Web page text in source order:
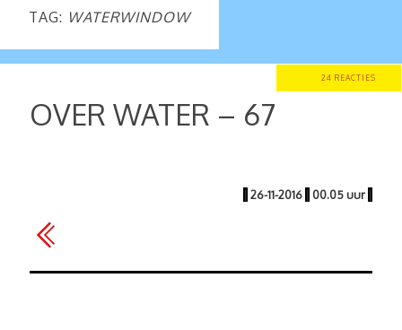
TAG: WATERWINDOW
24 REACTIES
OVER WATER – 67
| 26-11-2016 | 00.05 uur |